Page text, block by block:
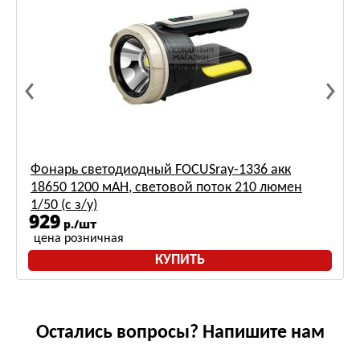
Фонарь светодиодный FOCUSray-1336 акк
18650 1200 мАН, световой поток 210 люмен
1/50 (с з/у)
929 р./шт
цена розничная
КУПИТЬ
Остались вопросы? Напишите нам